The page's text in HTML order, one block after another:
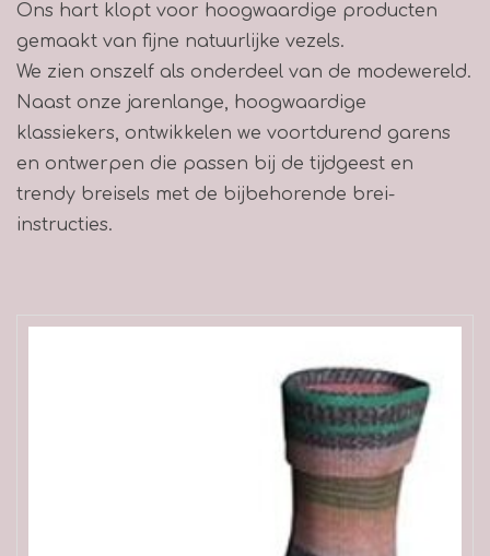
Ons hart klopt voor hoogwaardige producten
gemaakt van fijne natuurlijke vezels.
We zien onszelf als onderdeel van de modewereld.
Naast onze jarenlange, hoogwaardige
klassiekers, ontwikkelen we voortdurend garens
en ontwerpen die passen bij de tijdgeest en
trendy breisels met de bijbehorende brei-
instructies.